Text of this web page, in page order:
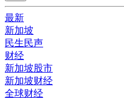
最新
新加坡
民生民声
财经
新加坡股市
新加坡财经
全球财经